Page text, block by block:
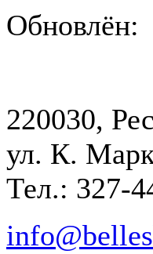
Обновлён:
220030,
ул. К.
Тел.: 327-